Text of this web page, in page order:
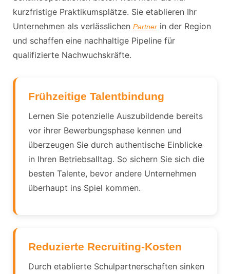
kurzfristige Praktikumsplätze. Sie etablieren Ihr
Unternehmen als verlässlichen Partner in der Region
und schaffen eine nachhaltige Pipeline für
qualifizierte Nachwuchskräfte.
Frühzeitige Talentbindung
Lernen Sie potenzielle Auszubildende bereits
vor ihrer Bewerbungsphase kennen und
überzeugen Sie durch authentische Einblicke
in Ihren Betriebsalltag. So sichern Sie sich die
besten Talente, bevor andere Unternehmen
überhaupt ins Spiel kommen.
Reduzierte Recruiting-Kosten
Durch etablierte Schulpartnerschaften sinken